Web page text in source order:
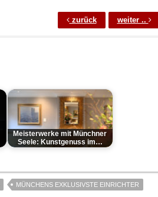
weiter ..
zurück
Meisterwerke mit Münchner
Seele: Kunstgenuss im…
MÜNCHENS EXKLUSIVSTE EINRICHTER